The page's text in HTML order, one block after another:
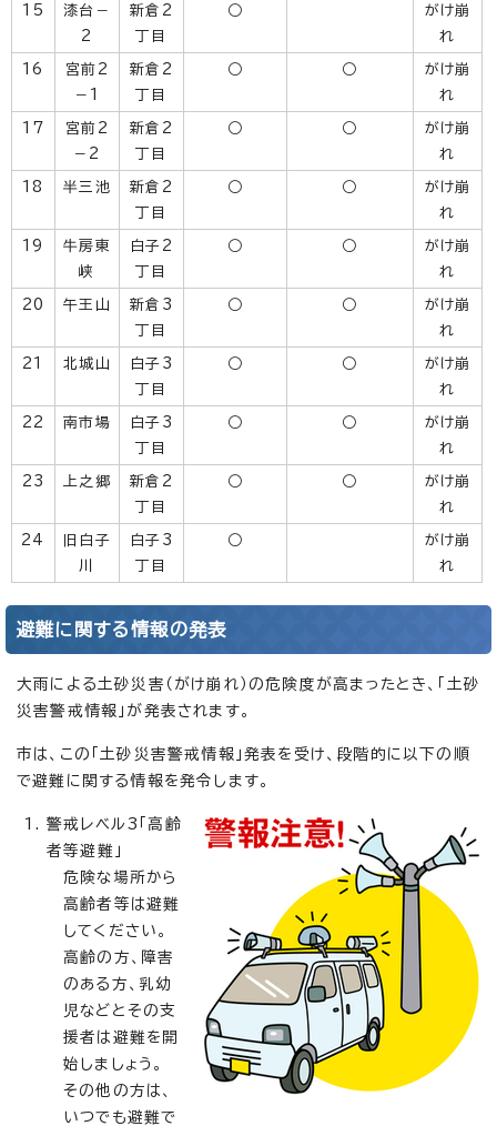
15
漆台－
2
新倉2
丁目
○
がけ崩
れ
16
宮前2
－1
新倉2
丁目
○ ○
がけ崩
れ
17
宮前2
－2
新倉2
丁目
○ ○
がけ崩
れ
18 半三池
新倉2
丁目
○ ○
がけ崩
れ
19
牛房東
峡
白子2
丁目
○ ○
がけ崩
れ
20 午王山
新倉3
丁目
○ ○
がけ崩
れ
21 北城山
白子3
丁目
○ ○
がけ崩
れ
22 南市場
白子3
丁目
○ ○
がけ崩
れ
23 上之郷
新倉2
丁目
○ ○
がけ崩
れ
24
旧白子
川
白子3
丁目
○
がけ崩
れ
避難に関する情報の発表
大雨による土砂災害（がけ崩れ）の危険度が高まったとき、「土砂
災害警戒情報」が発表されます。
市は、この「土砂災害警戒情報」発表を受け、段階的に以下の順
で避難に関する情報を発令します。
警戒レベル3「高齢
者等避難」
危険な場所から
高齢者等は避難
してください。
高齢の方、障害
のある方、乳幼
児などとその支
援者は避難を開
始しましょう。
その他の方は、
いつでも避難で